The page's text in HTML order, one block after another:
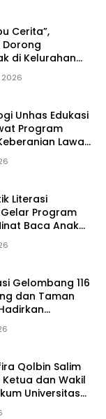
Cerita”,
Dorong
di Kelurahan
Unhas Edukasi
Program
Lawan
Literasi
Program
Baca Anak
Gelombang 116
dan Taman
Literasi
Qolbin Salim
dan Wakil
Universitas